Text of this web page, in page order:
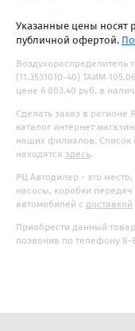
Указанные цены носят
публичной офертой.
Воздухораспределитель
(11.3531010-40) ТАИМ
цене 6 803.40 руб. в
Сделать заказ в регионе
каталог интернет
наших филиалов. Список
находятся здесь.
РЦ Автодилер - это
насосы, коробки
автомобилей с доставкой
Приобрести данный
позвонив по телефону 8-